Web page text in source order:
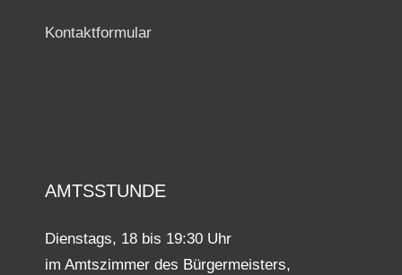
Kontaktformular
AMTSSTUNDE
Dienstags, 18 bis 19:30 Uhr
im Amtszimmer des Bürgermeisters,